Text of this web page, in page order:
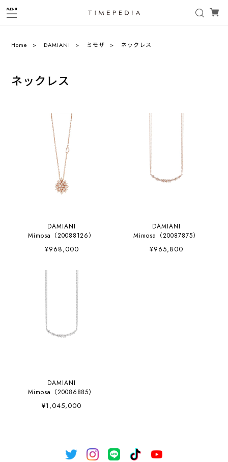
Home DAMIANI ミモザ ネックレス
ネックレス
DAMIANI
Mimosa（20088126）
¥968,000
DAMIANI
Mimosa（20087875）
¥965,800
DAMIANI
Mimosa（20086885）
¥1,045,000